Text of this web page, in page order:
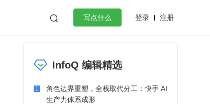
 写点什么 登录 注册
微服务架构 flutter
InfoQ 编辑精选
1
角色边界重塑，全栈取代分工：快手 AI
生产力体系成形